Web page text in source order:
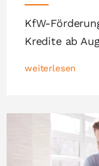
KfW-
Kredite ab
weiterlesen